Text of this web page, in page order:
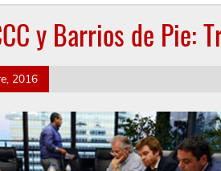
y Barrios de Pie:
2016